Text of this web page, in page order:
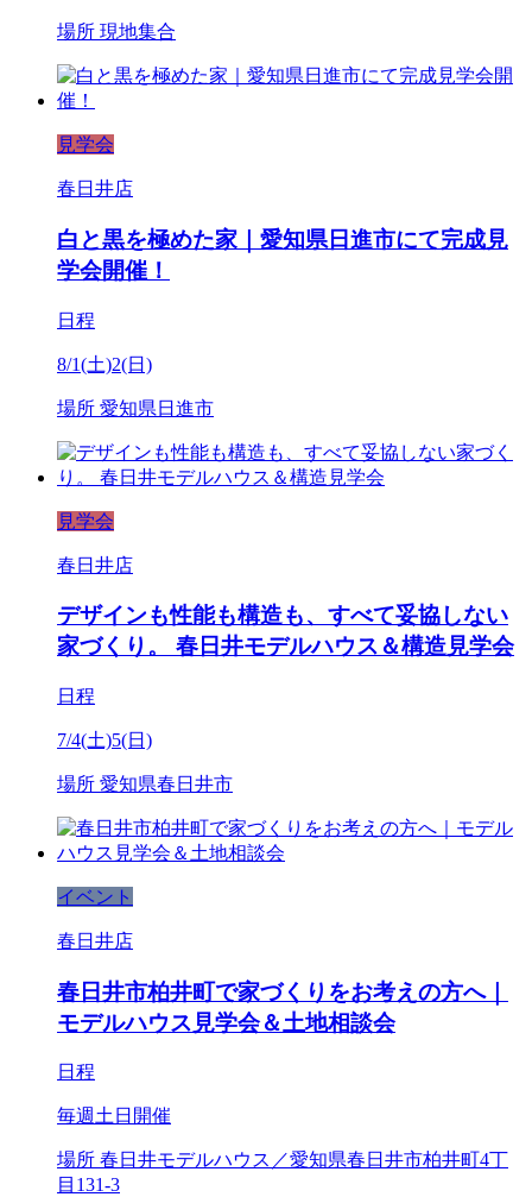
場所 現地集合
見学会
春日井店
白と黒を極めた家｜愛知県日進市にて完成見
学会開催！
日程
8/1(土)2(日)
場所 愛知県日進市
見学会
春日井店
デザインも性能も構造も、すべて妥協しない
家づくり。 春日井モデルハウス＆構造見学会
日程
7/4(土)5(日)
場所 愛知県春日井市
イベント
春日井店
春日井市柏井町で家づくりをお考えの方へ｜
モデルハウス見学会＆土地相談会
日程
毎週土日開催
場所 春日井モデルハウス／愛知県春日井市柏井町4丁
目131-3